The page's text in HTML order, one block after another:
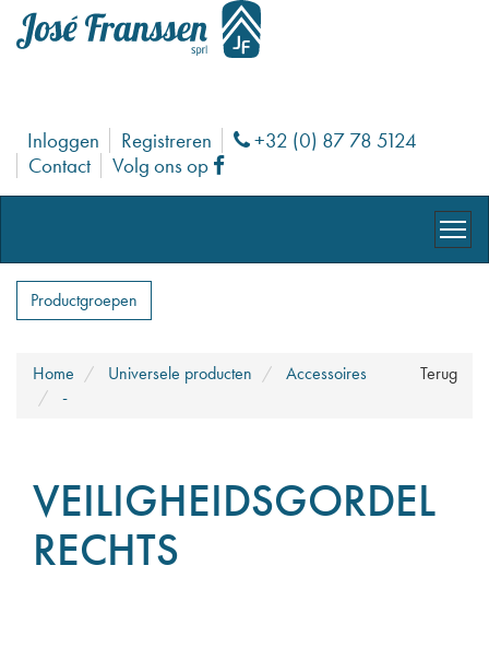
Inloggen Registreren Phone
+32 (0) 87 78 5124
Contact
Volg ons op Facebook
Productgroepen
Terug
Home Universele producten
Accessoires
-
VEILIGHEIDSGORDEL
RECHTS